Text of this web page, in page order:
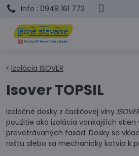
Info : 0948 161 772
Izolácia ISOVER
Isover TOPSIL
Izolačné dosky z čadičovej vlny
použitie ako izolácia vonkajších
prevetrávaných fasád. Dosky sa
roštu alebo sa mechanicky kotvia k